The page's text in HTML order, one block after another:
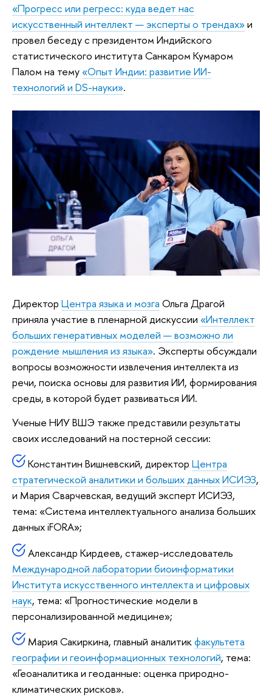
«Прогресс или регресс: куда ведет нас
искусственный интеллект — эксперты о трендах»и
провел беседу с президентом Индийского
статистического института Санкаром Кумаром
Палом на тему «Опыт Индии: развитие ИИ-
технологий и DS-науки».
Директор Центра языка и мозга Ольга Драгой
приняла участие в пленарной дискуссии «Интеллект
больших генеративных моделей — возможно ли
рождение мышления из языка». Эксперты обсуждали
вопросы возможности извлечения интеллекта из
речи, поиска основы для развития ИИ, формирования
среды, в которой будет развиваться ИИ.
Ученые НИУ ВШЭ также представили результаты
своих исследований на постерной сессии:
Константин Вишневский, директор Центра
стратегической аналитики и больших данныхИСИЭЗ,
и Мария Сварчевская, ведущий эксперт ИСИЭЗ,
тема: «Система интеллектуального анализа больших
данных iFORA»;
Александр Кирдеев, стажер-исследователь
Международной лаборатории биоинформатики
Института искусственного интеллекта и цифровых
наук, тема: «Прогностические модели в
персонализированной медицине»;
Мария Сакиркина, главный аналитикфакультета
географии и геоинформационных технологий, тема:
«Геоаналитика и геоданные: оценка природно-
климатических рисков».